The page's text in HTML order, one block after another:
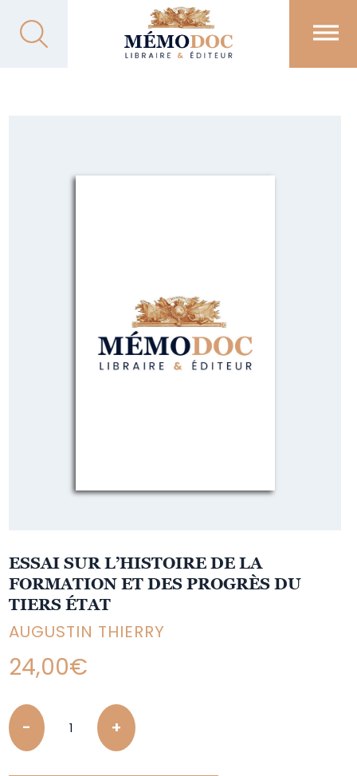
ESSAI SUR L’HISTOIRE DE LA
FORMATION ET DES PROGRÈS DU
TIERS ÉTAT
AUGUSTIN THIERRY
24,00€
Quantity